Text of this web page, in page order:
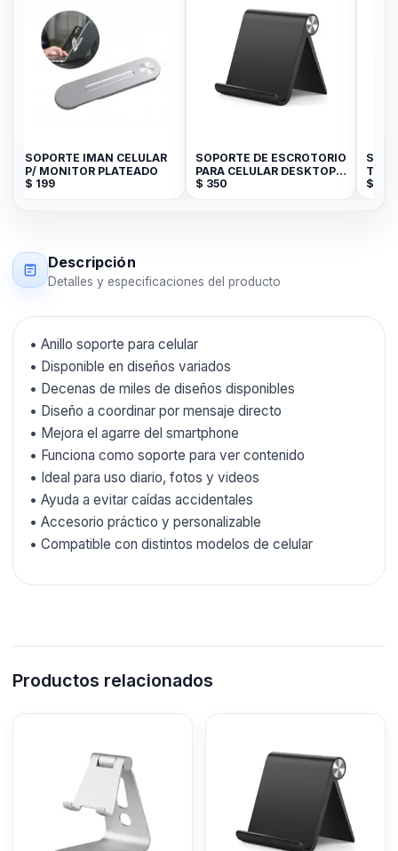
SOPORTE IMAN CELULAR
P/ MONITOR PLATEADO
$ 199
SOPORTE DE ESCROTORIO
PARA CELULAR DESKTOP
STAND
$ 350
$
Descripción
Detalles y especificaciones del producto
• Anillo soporte para celular
• Disponible en diseños variados
• Decenas de miles de diseños disponibles
• Diseño a coordinar por mensaje directo
• Mejora el agarre del smartphone
• Funciona como soporte para ver contenido
• Ideal para uso diario, fotos y videos
• Ayuda a evitar caídas accidentales
• Accesorio práctico y personalizable
• Compatible con distintos modelos de celular
Productos relacionados